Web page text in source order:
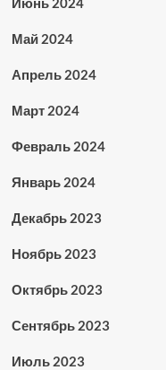
Май 2024
Апрель 2024
Март 2024
Февраль 2024
Январь 2024
Декабрь 2023
Ноябрь 2023
Октябрь 2023
Сентябрь 2023
Июль 2023